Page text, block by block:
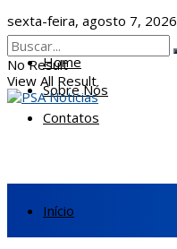
sexta-feira, agosto 7, 2026
Home
Sobre Nós
Contatos
No Result
View All Result
Início